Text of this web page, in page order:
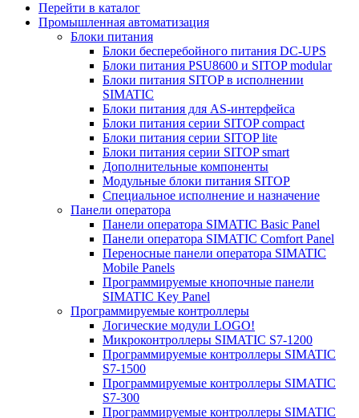
Перейти в каталог
Промышленная автоматизация
Блоки питания
Блоки бесперебойного питания DC-UPS
Блоки питания PSU8600 и SITOP modular
Блоки питания SITOP в исполнении
SIMATIC
Блоки питания для AS-интерфейса
Блоки питания серии SITOP compact
Блоки питания серии SITOP lite
Блоки питания серии SITOP smart
Дополнительные компоненты
Модульные блоки питания SITOP
Специальное исполнение и назначение
Панели оператора
Панели оператора SIMATIC Basic Panel
Панели оператора SIMATIC Comfort Panel
Переносные панели оператора SIMATIC
Mobile Panels
Программируемые кнопочные панели
SIMATIC Key Panel
Программируемые контроллеры
Логические модули LOGO!
Микроконтроллеры SIMATIC S7-1200
Программируемые контроллеры SIMATIC
S7-1500
Программируемые контроллеры SIMATIC
S7-300
Программируемые контроллеры SIMATIC